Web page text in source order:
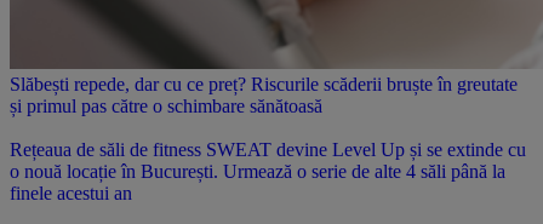
Slăbești repede, dar cu ce preț? Riscurile scăderii bruște în greutate
și primul pas către o schimbare sănătoasă
Rețeaua de săli de fitness SWEAT devine Level Up și se extinde cu
o nouă locație în București. Urmează o serie de alte 4 săli până la
finele acestui an